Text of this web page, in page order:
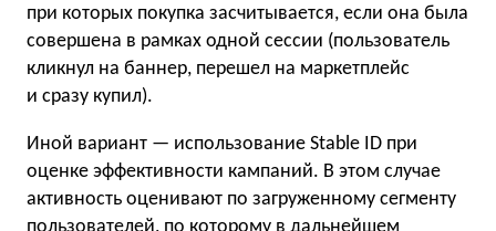
при которых покупка засчитывается, если она была
совершена в рамках одной сессии (пользователь
кликнул на баннер, перешел на маркетплейс
и сразу купил).
Иной вариант — использование Stable ID при
оценке эффективности кампаний. В этом случае
активность оценивают по загруженному сегменту